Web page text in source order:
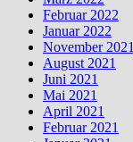
Februar 2022
Januar 2022
November 2021
August 2021
Juni 2021
Mai 2021
April 2021
Februar 2021